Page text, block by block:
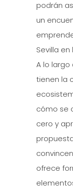
podrán
un
Sevilla
A lo largo
tienen la
cómo se
cero y
ofrece